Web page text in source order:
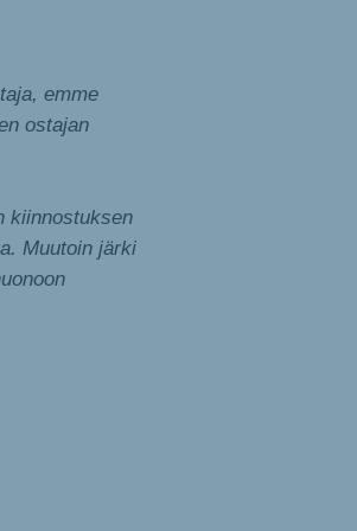
emme
ostajan
kiinnostuksen
Muutoin järki